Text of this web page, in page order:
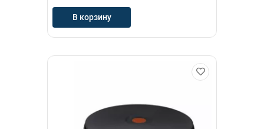
В корзину